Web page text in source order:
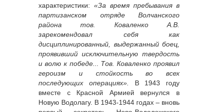
характеристики: «За время пребывания в
партизанском отряде Волчанского
района тов. Коваленко А.В.
зарекомендовал себя как
дисциплинированный, выдержанный боец,
проявивший исключительную твердость
и волю к победе... Тов. Коваленко проявил
героизм и стойкость во всех
последующих операциях».
В 1943 году
вместе с Красной Армией вернулся в
Новую Водолагу. В 1943-1944 годах – вновь